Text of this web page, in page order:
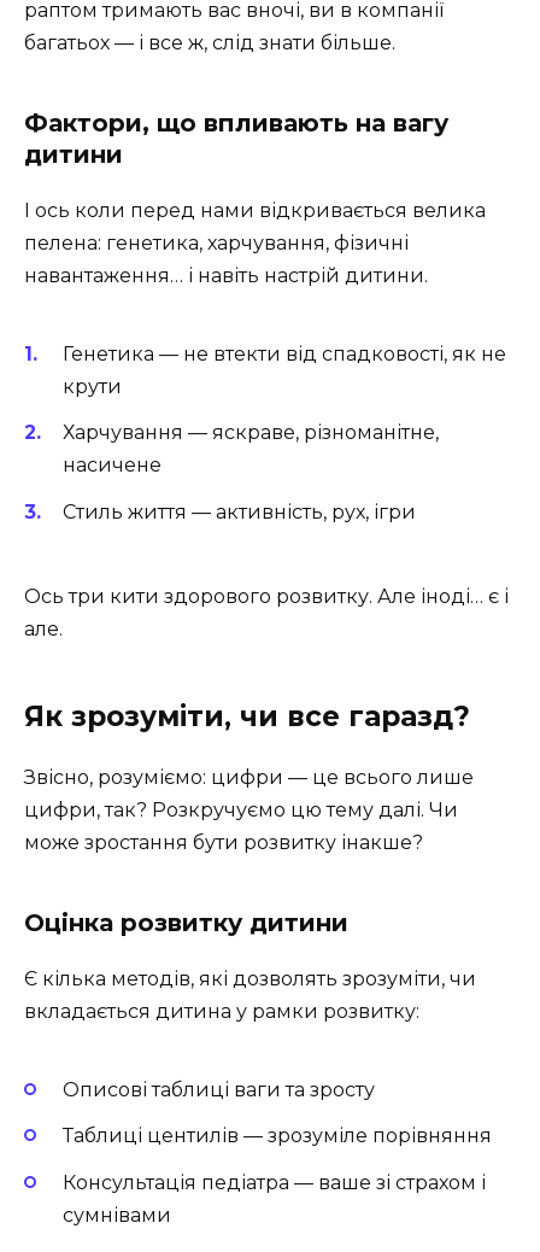
раптом тримають вас вночі, ви в компанії
багатьох — і все ж, слід знати більше.
Фактори, що впливають на вагу
дитини
І ось коли перед нами відкривається велика
пелена: генетика, харчування, фізичні
навантаження… і навіть настрій дитини.
Генетика — не втекти від спадковості, як не
крути
Харчування — яскраве, різноманітне,
насичене
Стиль життя — активність, рух, ігри
Ось три кити здорового розвитку. Але іноді… є і
але.
Як зрозуміти, чи все гаразд?
Звісно, розуміємо: цифри — це всього лише
цифри, так? Розкручуємо цю тему далі. Чи
може зростання бути розвитку інакше?
Оцінка розвитку дитини
Є кілька методів, які дозволять зрозуміти, чи
вкладається дитина у рамки розвитку:
Описові таблиці ваги та зросту
Таблиці центилів — зрозуміле порівняння
Консультація педіатра — ваше зі страхом і
сумнівами